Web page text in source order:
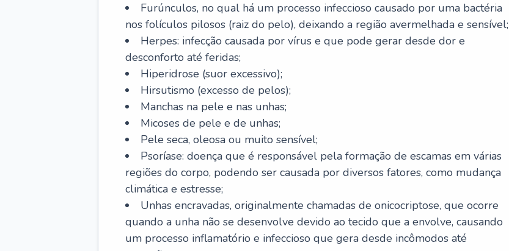
Furúnculos, no qual há um processo infeccioso causado por uma bactéria
nos folículos pilosos (raiz do pelo), deixando a região avermelhada e sensível;
Herpes: infecção causada por vírus e que pode gerar desde dor e
desconforto até feridas;
Hiperidrose (suor excessivo);
Hirsutismo (excesso de pelos);
Manchas na pele e nas unhas;
Micoses de pele e de unhas;
Pele seca, oleosa ou muito sensível;
Psoríase: doença que é responsável pela formação de escamas em várias
regiões do corpo, podendo ser causada por diversos fatores, como mudança
climática e estresse;
Unhas encravadas, originalmente chamadas de onicocriptose, que ocorre
quando a unha não se desenvolve devido ao tecido que a envolve, causando
um processo inflamatório e infeccioso que gera desde incômodos até